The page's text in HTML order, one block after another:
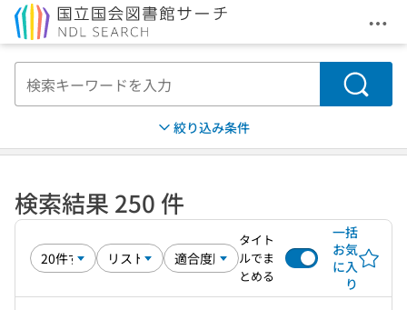
メ
検索
絞り込み条件
検索結果 250 件
タイト
ルでま
とめる
一括
お気
に入
り